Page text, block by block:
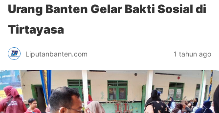
Urang Banten Gelar Bakti Sosial di
Tirtayasa
Liputanbanten.com 1 tahun ago